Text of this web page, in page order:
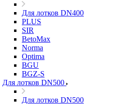
Для лотков DN400
PLUS
SIR
BetoMax
Norma
Optima
BGU
BGZ-S
Для лотков DN500
Для лотков DN500